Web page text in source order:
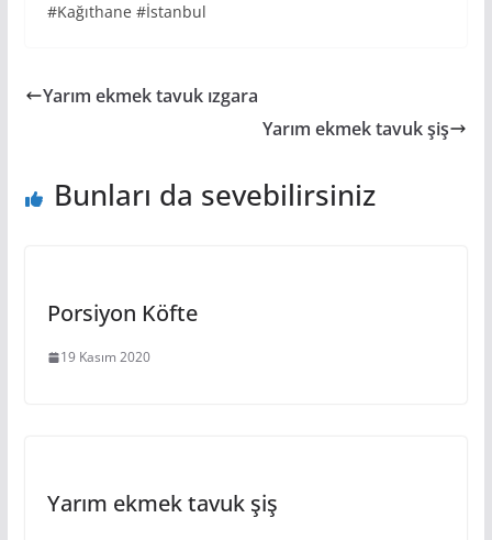
#Kağıthane #İstanbul
Yarım ekmek tavuk ızgara
Yarım ekmek tavuk şiş
Bunları da sevebilirsiniz
Porsiyon Köfte
19 Kasım 2020
Yarım ekmek tavuk şiş